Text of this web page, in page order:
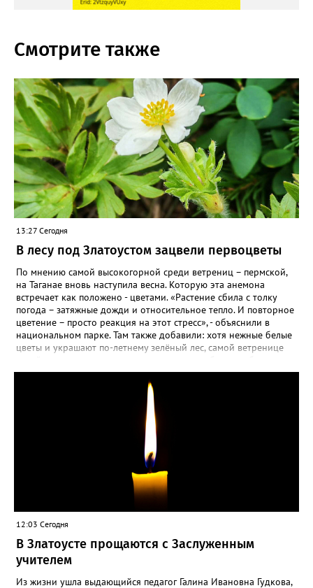
Смотрите также
13:27 Сегодня
В лесу под Златоустом зацвели первоцветы
По мнению самой высокогорной среди ветрениц – пермской,
на Таганае вновь наступила весна. Которую эта анемона
встречает как положено - цветами. «Растение сбила с толку
погода – затяжные дожди и относительное тепло. И повторное
цветение – просто реакция на этот стресс», - объяснили в
национальном парке. Там также добавили: хотя нежные белые
цветы и украшают по-летнему зелёный лес, самой ветренице
силы перед долгой зимовкой.
12:03 Сегодня
В Златоусте прощаются с Заслуженным
учителем
Из жизни ушла выдающийся педагог Галина Ивановна Гудкова,